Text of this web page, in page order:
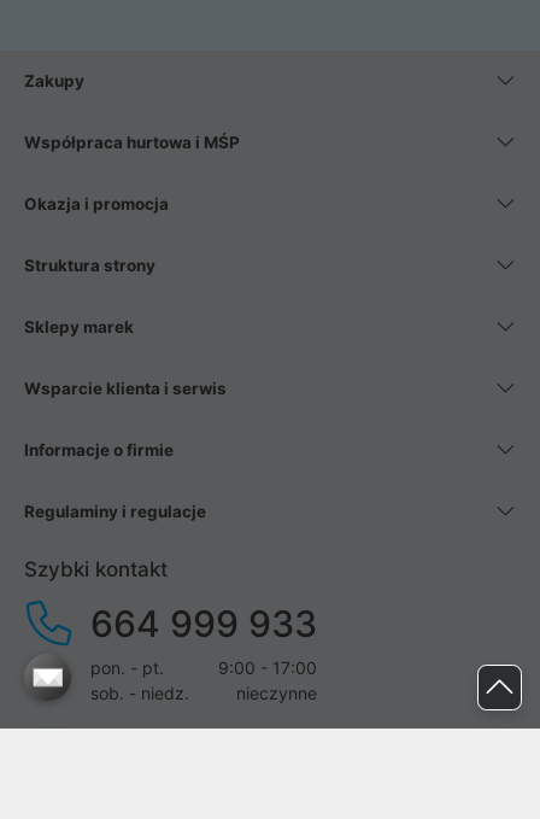
Zakupy
Współpraca hurtowa i MŚP
Okazja i promocja
Struktura strony
Sklepy marek
Wsparcie klienta i serwis
Informacje o firmie
Regulaminy i regulacje
Szybki kontakt
664 999 933
pon. - pt.
9:00 - 17:00
sob. - niedz.
nieczynne